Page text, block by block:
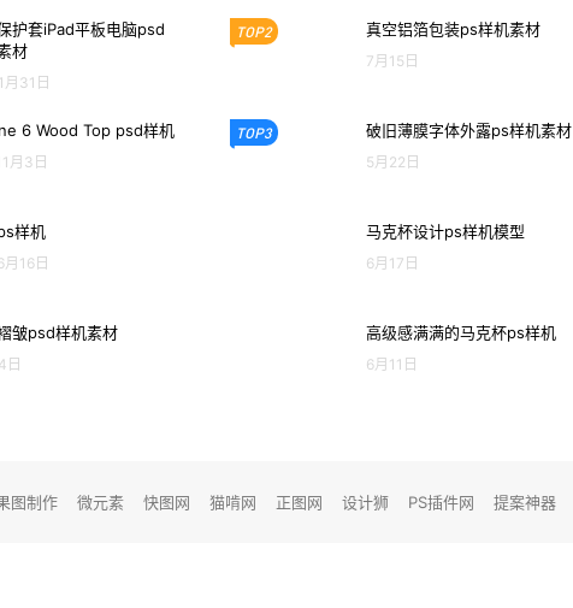
护套iPad平板电脑psd
材
月31日
6 Wood Top psd样机
月3日
样机
16日
皱psd样机素材
日
TOP2 真空铝箔包装ps样机素材
7月15日
TOP3 破旧薄膜字体外露ps样机素材
5月22日
马克杯设计ps样机模型
6月17日
高级感满满的马克杯ps样机
6月11日
图制作 微元素 快图网 猫啃网 正图网 设计狮 PS插件网 提案神器